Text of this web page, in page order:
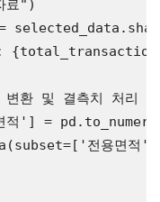
료" )
:
환 및 결측치 처리
적' ] =
'전용면적'